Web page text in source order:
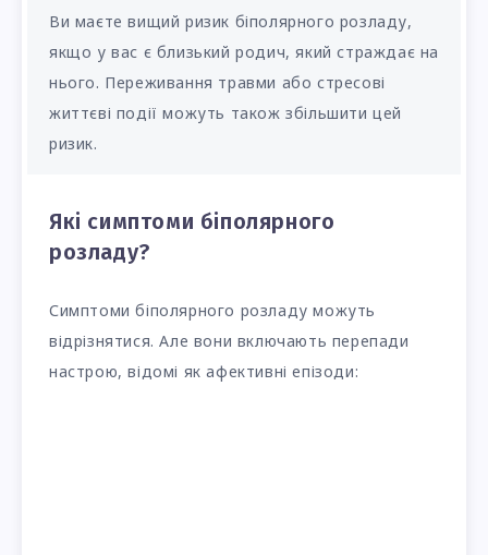
Ви маєте вищий ризик біполярного розладу,
якщо у вас є близький родич, який страждає на
нього. Переживання травми або стресові
життєві події можуть також збільшити цей
ризик.
Які симптоми біполярного
розладу?
Симптоми біполярного розладу можуть
відрізнятися. Але вони включають перепади
настрою, відомі як афективні епізоди: